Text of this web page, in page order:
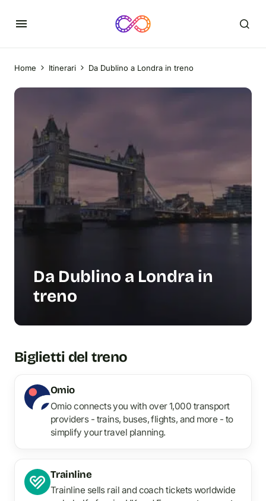
Home Itinerari Da Dublino a Londra in treno
Da Dublino a Londra in
treno
Biglietti del treno
Omio
Omio connects you with over 1,000 transport
providers - trains, buses, flights, and more - to
simplify your travel planning.
Trainline
Trainline sells rail and coach tickets worldwide